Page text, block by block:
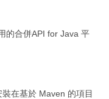
的合併API for Java 平
在基於 Maven 的項目